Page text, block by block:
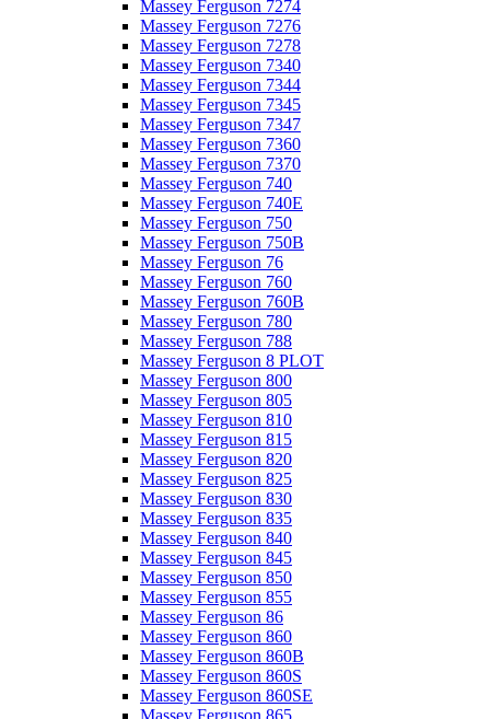
Massey Ferguson 7274
Massey Ferguson 7276
Massey Ferguson 7278
Massey Ferguson 7340
Massey Ferguson 7344
Massey Ferguson 7345
Massey Ferguson 7347
Massey Ferguson 7360
Massey Ferguson 7370
Massey Ferguson 740
Massey Ferguson 740E
Massey Ferguson 750
Massey Ferguson 750B
Massey Ferguson 76
Massey Ferguson 760
Massey Ferguson 760B
Massey Ferguson 780
Massey Ferguson 788
Massey Ferguson 8 PLOT
Massey Ferguson 800
Massey Ferguson 805
Massey Ferguson 810
Massey Ferguson 815
Massey Ferguson 820
Massey Ferguson 825
Massey Ferguson 830
Massey Ferguson 835
Massey Ferguson 840
Massey Ferguson 845
Massey Ferguson 850
Massey Ferguson 855
Massey Ferguson 86
Massey Ferguson 860
Massey Ferguson 860B
Massey Ferguson 860S
Massey Ferguson 860SE
Massey Ferguson 865